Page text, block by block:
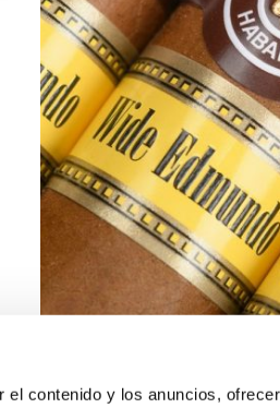
contenido y los anuncios,